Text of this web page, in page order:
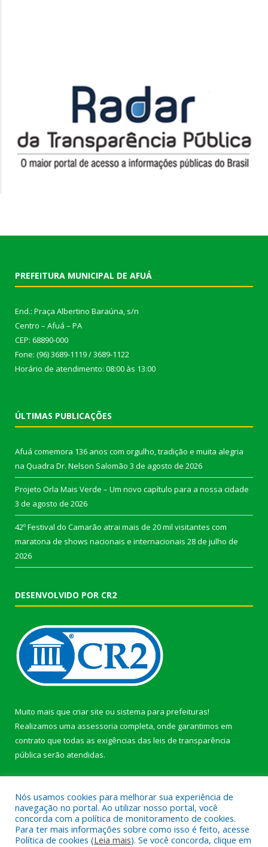
PREFEITURA MUNICIPAL DE AFUÁ
End.: Praça Albertino Baraúna, s/n
Centro – Afuá – PA
CEP: 68890-000
Fone: (96) 3689-1119 / 3689-1122
Horário de atendimento: 08:00 às 13:00
ÚLTIMAS PUBLICAÇÕES
Afuá comemora 136 anos com orgulho, tradição e muita alegria
na Quadra Dr. Nelson Salomão 3 de agosto de 2026
Projeto Orla Mais Verde – Um novo capítulo para a nossa cidade
3 de agosto de 2026
42º Festival do Camarão atrai mais de 20 mil visitantes com
maratona de shows nacionais e internacionais 28 de julho de
2026
DESENVOLVIDO POR CR2
Muito mais que criar site ou sistema para prefeituras!
Realizamos uma assessoria completa, onde garantimos em
contrato que todas as exigências das leis de transparência
pública serão atendidas.
Todos os direitos reservados a Prefeitura Municipal de Afuá.
Nós usamos cookies para melhorar sua experiência de
navegação no portal. Ao utilizar nosso portal, você
concorda com a política de monitoramento de cookies.
Para ter mais informações sobre como isso é feito, acesse
Política de cookies (Leia mais). Se você concorda, clique em